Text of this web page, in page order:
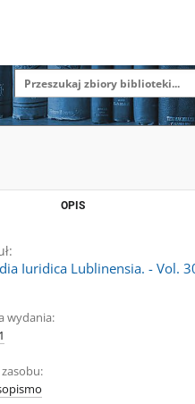
OPIS
Iuridica Lublinensia. - Vol.
wydania: